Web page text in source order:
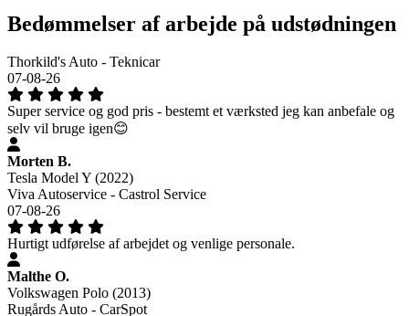
Bedømmelser af arbejde på udstødningen
Thorkild's Auto - Teknicar
07-08-26
Super service og god pris - bestemt et værksted jeg kan anbefale og
selv vil bruge igen😊
Morten B.
Tesla Model Y (2022)
Viva Autoservice - Castrol Service
07-08-26
Hurtigt udførelse af arbejdet og venlige personale.
Malthe O.
Volkswagen Polo (2013)
Rugårds Auto - CarSpot